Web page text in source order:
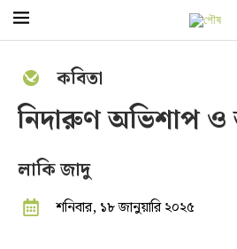
কবিতা
নিদারুণ অভিশাপ ও
লাকি জাদু
শনিবার, ১৮ জানুয়ারি ২০২৫